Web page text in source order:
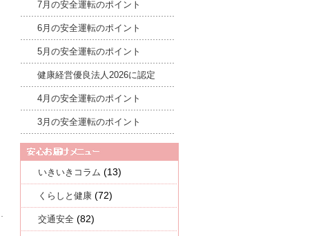
7月の安全運転のポイント
6月の安全運転のポイント
5月の安全運転のポイント
健康経営優良法人2026に認定
4月の安全運転のポイント
3月の安全運転のポイント
いきいきコラム (13)
くらしと健康 (72)
交通安全 (82)